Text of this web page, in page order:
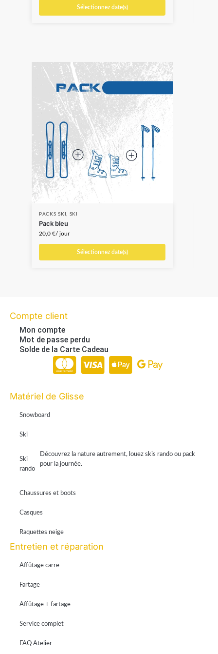
Sélectionnez date(s)
PACKS SKI SKI
Pack bleu
20,0 €/ jour
Sélectionnez date(s)
Compte client
Mon compte
Mot de passe perdu
Solde de la Carte Cadeau
Matériel de Glisse
Snowboard
Ski
Ski
rando
Découvrez la nature autrement, louez skis rando ou pack
pour la journée.
Chaussures et boots
Casques
Raquettes neige
Entretien et réparation
Affûtage carre
Fartage
Affûtage + fartage
Service complet
FAQ Atelier